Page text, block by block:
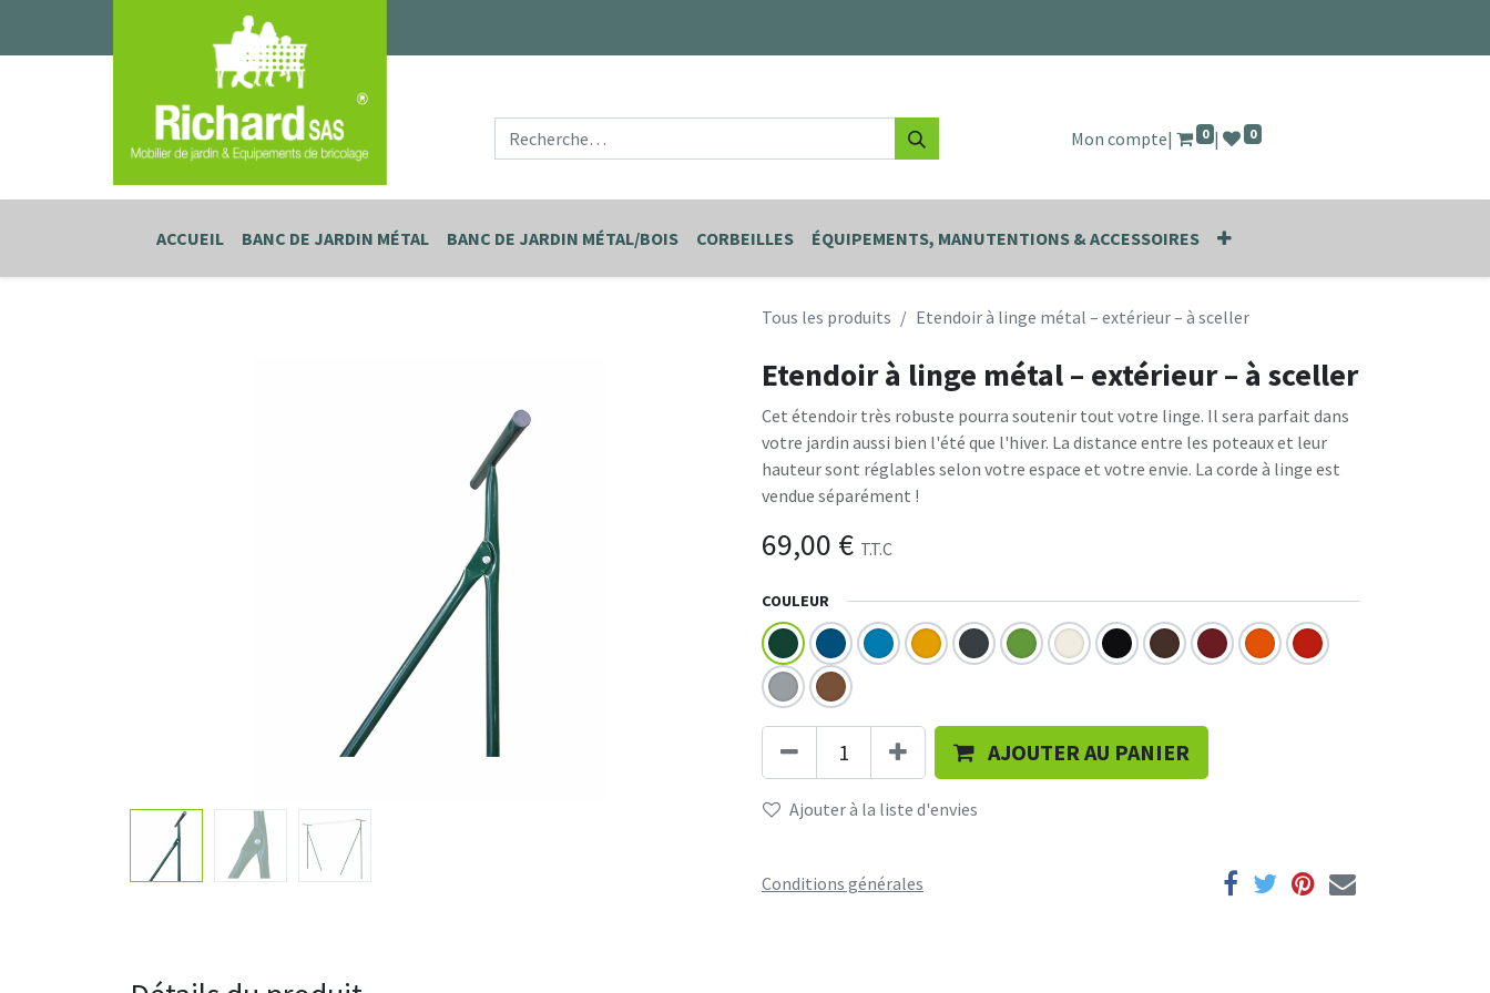
Mon compte| 0 | 0
ACCUEIL BANC DE JARDIN MÉTAL BANC DE JARDIN MÉTAL/BOIS CORBEILLES ÉQUIPEMENTS, MANUTENTIONS & ACCESSOIRES
Tous les produits Etendoir à linge métal – extérieur – à sceller
Etendoir à linge métal – extérieur – à sceller
Cet étendoir très robuste pourra soutenir tout votre linge. Il sera parfait dans
votre jardin aussi bien l'été que l'hiver. La distance entre les poteaux et leur
hauteur sont réglables selon votre espace et votre envie. La corde à linge est
vendue séparément !
69,00 € T.T.C
COULEUR
AJOUTER AU PANIER
Ajouter à la liste d'envies
Conditions générales